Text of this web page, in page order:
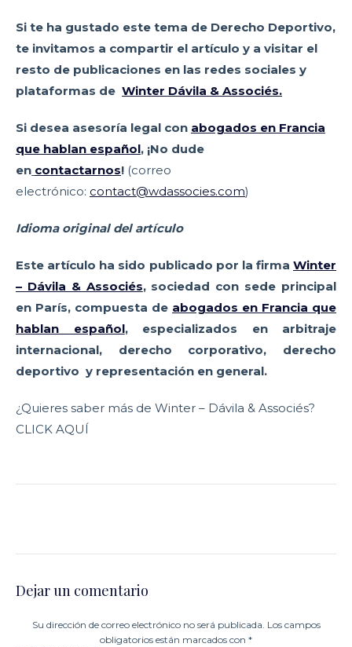
Si te ha gustado este tema de Derecho Deportivo,
te invitamos a compartir el artículo y a visitar el
resto de publicaciones en las redes sociales y
plataformas de Winter Dávila & Associés.
Si desea asesoría legal con abogados en Francia
que hablan español, ¡No dude
en contactarnos! (correo
electrónico: contact@wdassocies.com)
Idioma original del artículo
Este artículo ha sido publicado por la firma Winter
– Dávila & Associés,sociedad con sede principal
en París, compuesta de abogados en Francia que
hablan español,especializados en arbitraje
internacional, derecho corporativo, derecho
deportivo y representación en general.
¿Quieres saber más de Winter – Dávila & Associés?
CLICK AQUÍ
Dejar un comentario
Su dirección de correo electrónico no será publicada. Los campos
obligatorios están marcados con *